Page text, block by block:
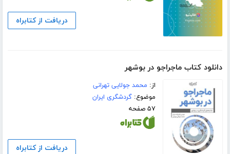
دریافت از کتابراه
دانلود کتاب ماجراجو در بوشهر
از: محمد جولایی تهرانی
موضوع:گردشگری ایران
۵۷ صفحه
دریافت از کتابراه